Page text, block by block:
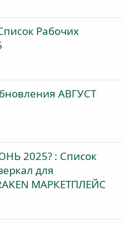
Рабочих
АВГУСТ
2025? : Список
для
МАРКЕТПЛЕЙС